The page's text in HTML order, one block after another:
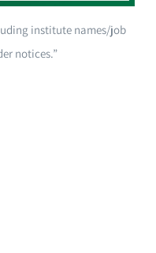
institute names/job
notices.”